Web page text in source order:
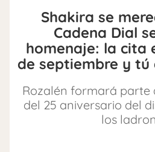
Shakira se
Cadena Dial
homenaje: la cita
de septiembre y
Rozalén formará parte
del 25 aniversario del
los